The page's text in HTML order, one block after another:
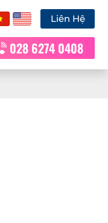
Liên Hệ
028 6274 0408